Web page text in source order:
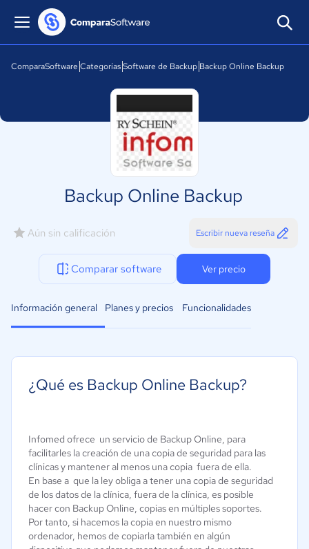
ComparaSoftware CategoríasSoftware de Backup Backup Online Backup
Backup Online Backup
Aún sin calificación Escribir nueva reseña
Comparar software Ver precio
Información general Planes y precios Funcionalidades
¿Qué es Backup Online Backup?
Infomed ofrece un servicio de Backup Online, para
facilitarles la creación de una copia de seguridad para las
clínicas y mantener al menos una copia fuera de ella.
En base a que la ley obliga a tener una copia de seguridad
de los datos de la clínica, fuera de la clínica, es posible
hacer con Backup Online, copias en múltiples soportes.
Por tanto, si hacemos la copia en nuestro mismo
ordenador, hemos de copiarla también en algún